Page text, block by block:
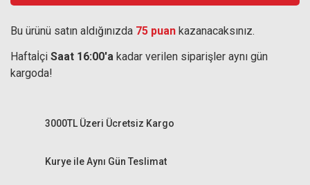
Bu ürünü satın aldığınızda 75 puan kazanacaksınız.
Haftaİçi Saat 16:00'a kadar verilen siparişler aynı gün
kargoda!
Kurye ile Aynı Gün Teslimat
3000TL Üzeri Ücretsiz Kargo